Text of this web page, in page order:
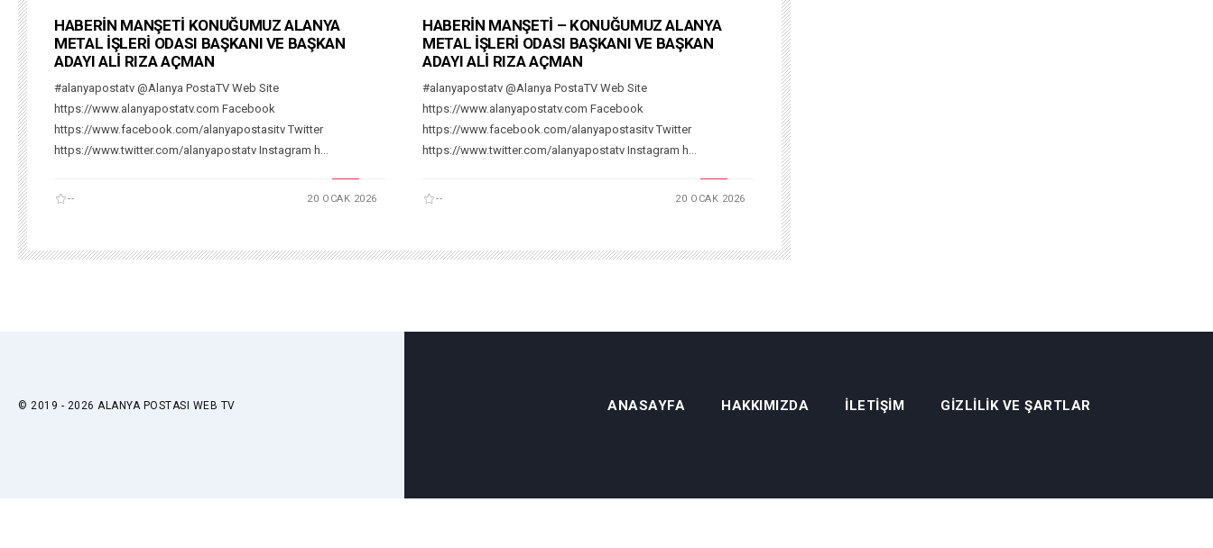
HABERİN MANŞETİ KONUĞUMUZ ALANYA
METAL İŞLERİ ODASI BAŞKANI VE BAŞKAN
ADAYI ALİ RIZA AÇMAN
#alanyapostatv @Alanya PostaTV Web Site
https://www.alanyapostatv.com Facebook
https://www.facebook.com/alanyapostasitv Twitter
https://www.twitter.com/alanyapostatv Instagram h...
-- 20 OCAK 2026
HABERİN MANŞETİ – KONUĞUMUZ ALANYA
METAL İŞLERİ ODASI BAŞKANI VE BAŞKAN
ADAYI ALİ RIZA AÇMAN
#alanyapostatv @Alanya PostaTV Web Site
https://www.alanyapostatv.com Facebook
https://www.facebook.com/alanyapostasitv Twitter
https://www.twitter.com/alanyapostatv Instagram h...
-- 20 OCAK 2026
© 2019 - 2026 ALANYA POSTASI WEB TV ANASAYFA HAKKIMIZDA İLETIŞIM GIZLILIK VE ŞARTLAR